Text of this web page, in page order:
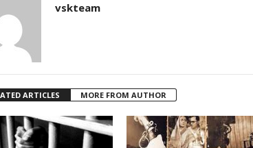
vskteam
ARTICLES MORE FROM AUTHOR